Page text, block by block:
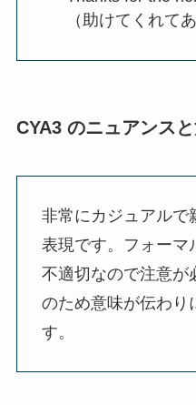
（助けてくれて
CYA3 のニュアンス
非常にカジュアルで
表現です。フォーマ
不適切なので注意が
のため意味が伝わり
す。